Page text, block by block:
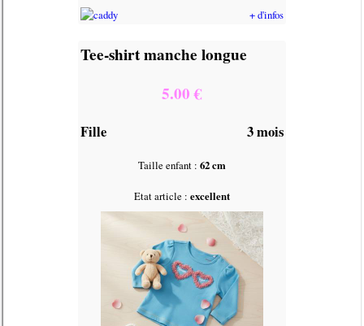
+ d'infos
Tee-shirt manche longue
5.00 €
Fille 3 mois
Taille enfant : 62 cm
Etat article : excellent